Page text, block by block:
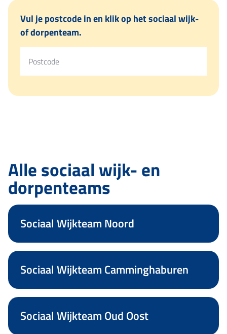
Vul je postcode in en klik op het sociaal wijk-
of dorpenteam.
Alle sociaal wijk- en
dorpenteams
Sociaal Wijkteam Noord
Sociaal Wijkteam Camminghaburen
Sociaal Wijkteam Oud Oost